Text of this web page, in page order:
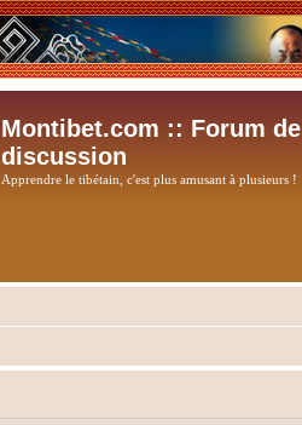
Montibet.com :: Forum de
discussion
Apprendre le tibétain, c'est plus amusant à plusieurs !